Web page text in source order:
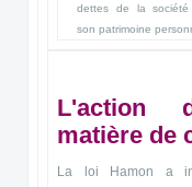
dettes de la société
son patrimoine
L'action
matière de
La loi Hamon a